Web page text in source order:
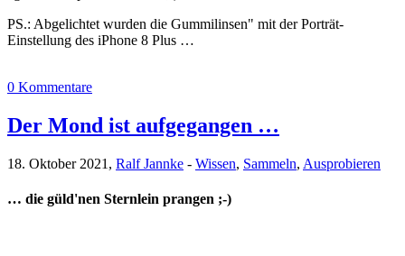
PS.: Abgelichtet wurden die Gummilinsen" mit der Porträt-
Einstellung des iPhone 8 Plus …
0 Kommentare
Der Mond ist aufgegangen …
18. Oktober 2021, Ralf Jannke - Wissen, Sammeln, Ausprobieren
… die güld'nen Sternlein prangen ;-)